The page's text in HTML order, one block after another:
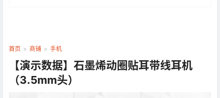
首页 > 商铺 > 手机
【演示数据】石墨烯动圈贴耳带线耳机
（3.5mm头）